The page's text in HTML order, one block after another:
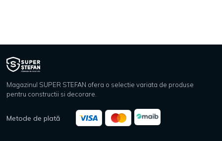
Magazinul SUPER STEFAN ofera o selectie variata de produse
pentru constructii si decorare.
Metode de plată